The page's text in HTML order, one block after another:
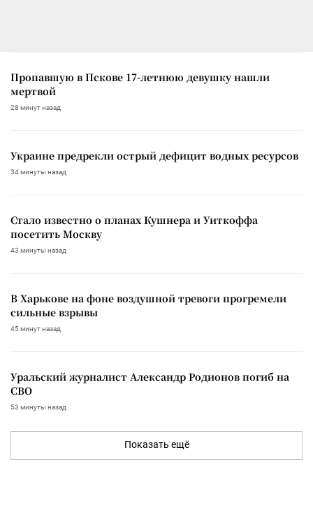
Пропавшую в Пскове 17-летнюю девушку нашли
мертвой
28 минут назад
Украине предрекли острый дефицит водных ресурсов
34 минуты назад
Стало известно о планах Кушнера и Уиткоффа
посетить Москву
43 минуты назад
В Харькове на фоне воздушной тревоги прогремели
сильные взрывы
45 минут назад
Уральский журналист Александр Родионов погиб на
СВО
53 минуты назад
Показать ещё